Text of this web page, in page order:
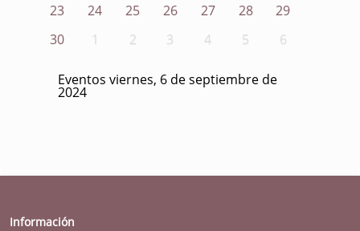
23
24 25 26 27 28
29
30
1 2 3 4 5 6
Eventos viernes, 6 de septiembre de
2024
Información